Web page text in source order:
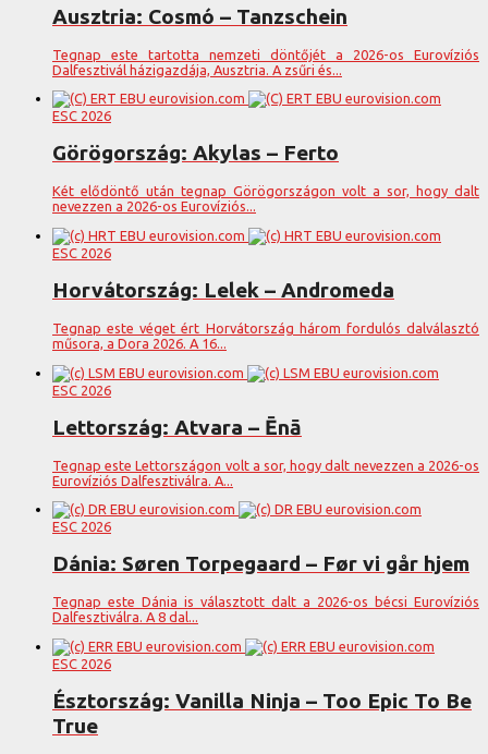
Ausztria: Cosmó – Tanzschein
Tegnap este tartotta nemzeti döntőjét a 2026-os Eurovíziós
Dalfesztivál házigazdája, Ausztria. A zsűri és...
ESC 2026
Görögország: Akylas – Ferto
Két elődöntő után tegnap Görögországon volt a sor, hogy dalt
nevezzen a 2026-os Eurovíziós...
ESC 2026
Horvátország: Lelek – Andromeda
Tegnap este véget ért Horvátország három fordulós dalválasztó
műsora, a Dora 2026. A 16...
ESC 2026
Lettország: Atvara – Ēnā
Tegnap este Lettországon volt a sor, hogy dalt nevezzen a 2026-os
Eurovíziós Dalfesztiválra. A...
ESC 2026
Dánia: Søren Torpegaard – Før vi går hjem
Tegnap este Dánia is választott dalt a 2026-os bécsi Eurovíziós
Dalfesztiválra. A 8 dal...
ESC 2026
Észtország: Vanilla Ninja – Too Epic To Be
True